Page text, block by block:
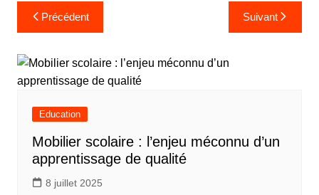
Navigation
de
l’article
Précédent Suivant
Education
Mobilier scolaire : l’enjeu méconnu d’un
apprentissage de qualité
8 juillet 2025